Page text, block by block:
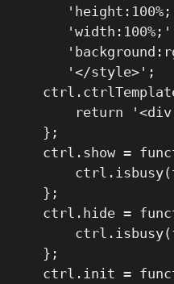
       '</style>';
return
    };
ctrl.show =
    };
ctrl.hide =
    };
ctrl.init =